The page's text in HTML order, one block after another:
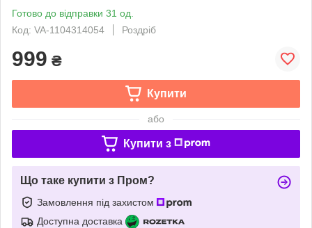
Готово до відправки 31 од.
Код: VA-1104314054
Роздріб
999 ₴
Купити
або
Купити з
Що таке купити з Пром?
Замовлення під захистом
Доступна доставка